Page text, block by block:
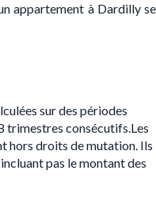
appartement à Dardilly se
sur des périodes
trimestres consécutifs.Les
hors droits de mutation. Ils
pas le montant des